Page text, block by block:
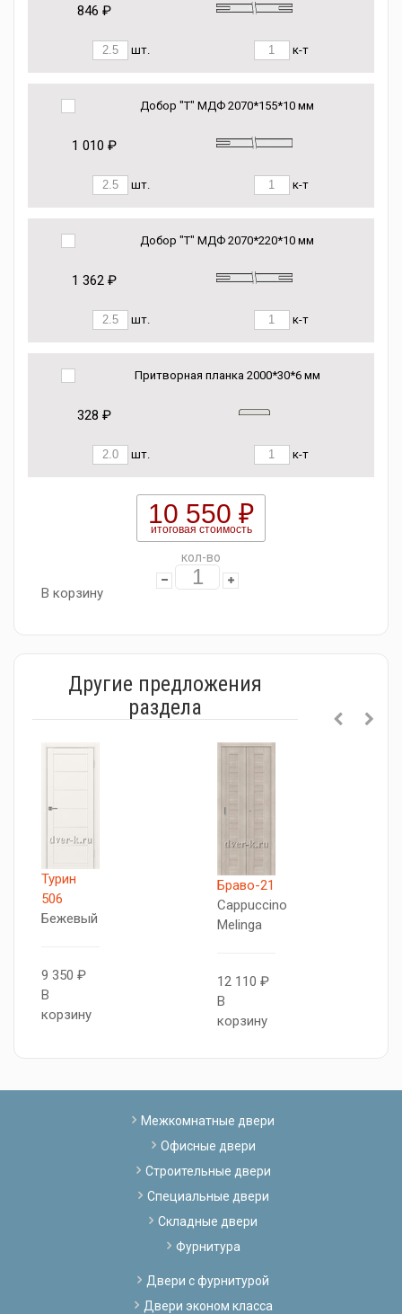
846 ₽
шт. к-т
Добор "Т" МДФ 2070*155*10 мм
1 010 ₽
шт. к-т
Добор "Т" МДФ 2070*220*10 мм
1 362 ₽
шт. к-т
Притворная планка 2000*30*6 мм
328 ₽
шт. к-т
10 550 ₽
итоговая стоимость
кол-во
В корзину
Другие предложения
раздела
Турин
506
Бежевый
9 350 ₽
В
корзину
Браво-21
Cappuccino
Melinga
12 110 ₽
В
корзину
Межкомнатные двери
Офисные двери
Строительные двери
Специальные двери
Складные двери
Фурнитура
Двери с фурнитурой
Двери эконом класса